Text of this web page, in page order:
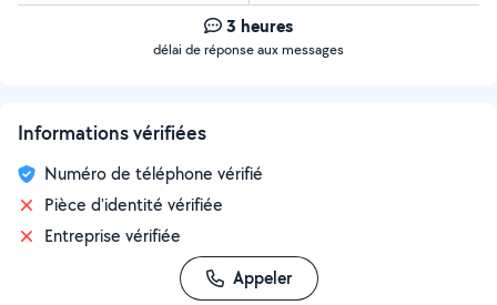
3 heures
délai de réponse aux messages
Informations vérifiées
Numéro de téléphone vérifié
Pièce d'identité vérifiée
Entreprise vérifiée
Appeler